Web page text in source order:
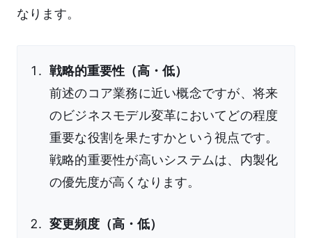
なります。
戦略的重要性（高・低）
前述のコア業務に近い概念ですが、将来
のビジネスモデル変革においてどの程度
重要な役割を果たすかという視点です。
戦略的重要性が高いシステムは、内製化
の優先度が高くなります。
変更頻度（高・低）